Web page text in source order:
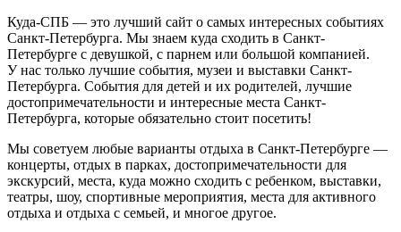
Куда-СПБ — это лучший сайт о самых интересных событиях
Санкт-Петербурга. Мы знаем куда сходить в Санкт-
Петербурге с девушкой, с парнем или большой компанией.
У нас только лучшие события, музеи и выставки Санкт-
Петербурга. События для детей и их родителей, лучшие
достопримечательности и интересные места Санкт-
Петербурга, которые обязательно стоит посетить!
Мы советуем любые варианты отдыха в Санкт-Петербурге —
концерты, отдых в парках, достопримечательности для
экскурсий, места, куда можно сходить с ребенком, выставки,
театры, шоу, спортивные мероприятия, места для активного
отдыха и отдыха с семьей, и многое другое.